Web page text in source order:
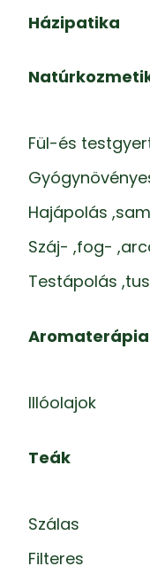
Házipatika
Fül-és
Hajápolás
Száj- ,fog-
Testápolás
Aromaterápia
Illóolajok
Teák
Szálas
Filteres